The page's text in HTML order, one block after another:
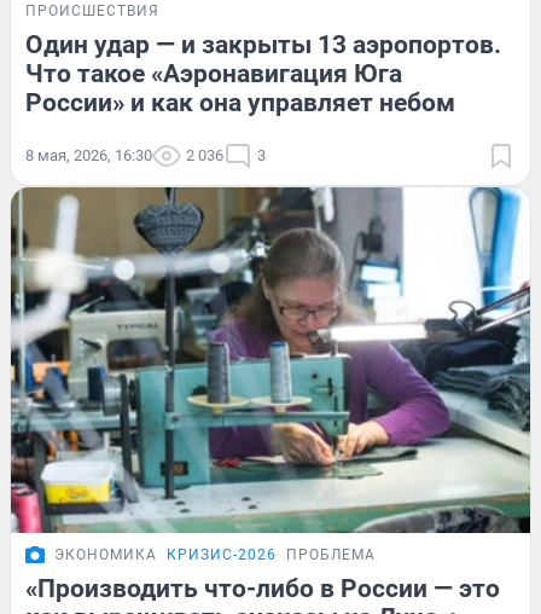
ПРОИСШЕСТВИЯ
Один удар — и закрыты 13 аэропортов.
Что такое «Аэронавигация Юга
России» и как она управляет небом
8 мая, 2026, 16:30 2 036 3
ЭКОНОМИКА КРИЗИС-2026 ПРОБЛЕМА
«Производить что-либо в России — это